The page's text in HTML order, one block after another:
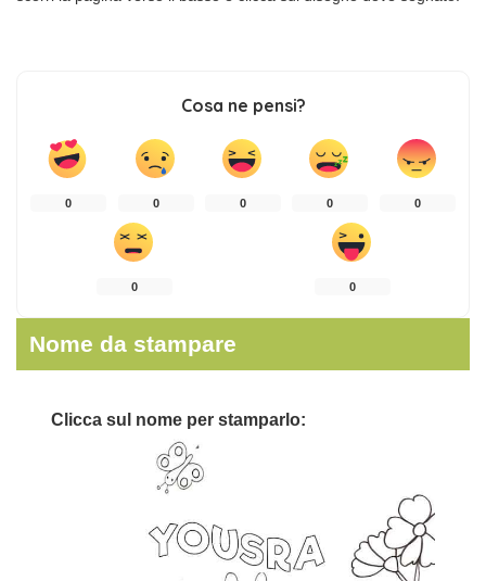
Cosa ne pensi?
0 0 0 0 0
0 0
Nome da stampare
Clicca sul nome per stamparlo: